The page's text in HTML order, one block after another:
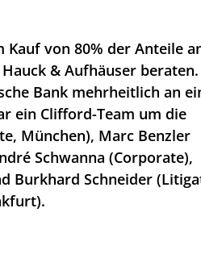
Kauf von 80% der Anteile
& Aufhäuser beraten.
Bank mehrheitlich an
ein Clifford-Team um die
München), Marc Benzler
Schwanna (Corporate),
Burkhard Schneider